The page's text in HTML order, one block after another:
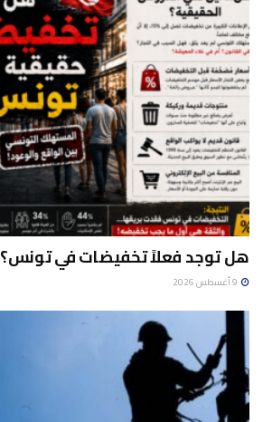
هل توجد فعلاً تخفيضات في تونس؟